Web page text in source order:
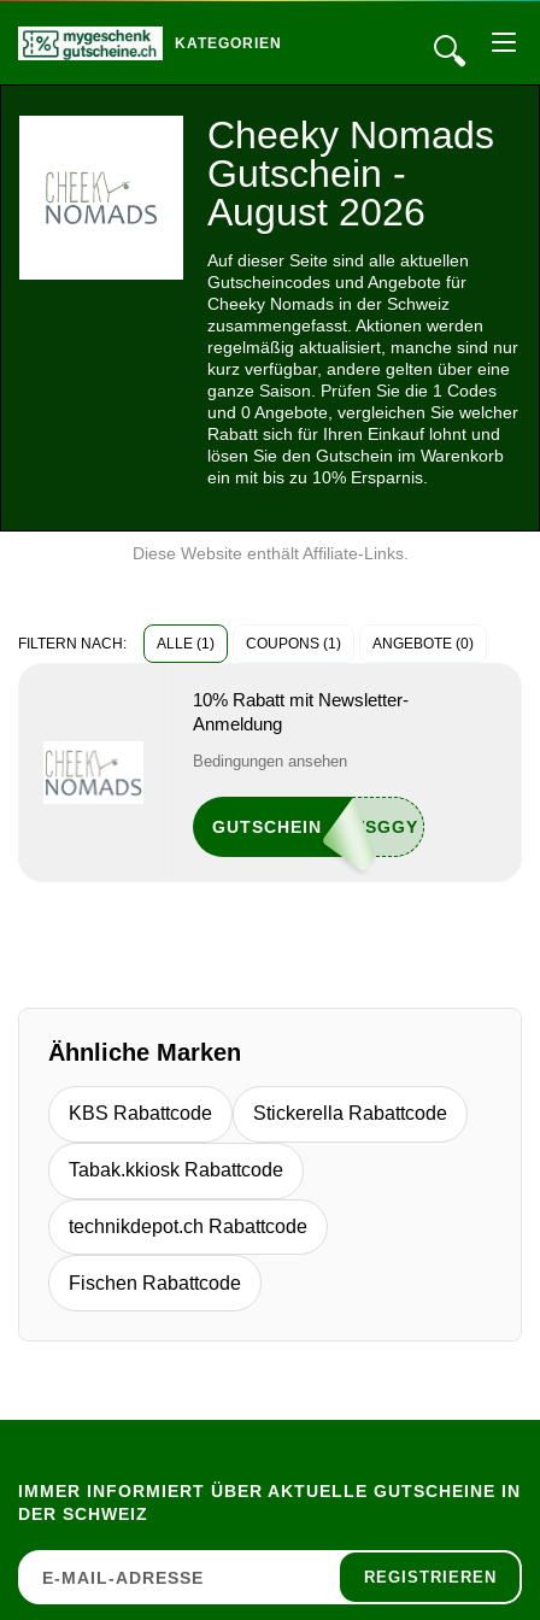
🔍
KATEGORIEN
Cheeky Nomads
Gutschein -
August 2026
Auf dieser Seite sind alle aktuellen
Gutscheincodes und Angebote für
Cheeky Nomads in der Schweiz
zusammengefasst. Aktionen werden
regelmäßig aktualisiert, manche sind nur
kurz verfügbar, andere gelten über eine
ganze Saison. Prüfen Sie die 1 Codes
und 0 Angebote, vergleichen Sie welcher
Rabatt sich für Ihren Einkauf lohnt und
lösen Sie den Gutschein im Warenkorb
ein mit bis zu 10% Ersparnis.
Diese Website enthält Affiliate-Links.
FILTERN NACH: ALLE (1) COUPONS (1) ANGEBOTE (0)
10% Rabatt mit Newsletter-
Anmeldung
Bedingungen ansehen
GUTSCHEIN
Ähnliche Marken
KBS Rabattcode Stickerella Rabattcode
Tabak.kkiosk Rabattcode
technikdepot.ch Rabattcode
Fischen Rabattcode
IMMER INFORMIERT ÜBER AKTUELLE GUTSCHEINE IN
DER SCHWEIZ
REGISTRIEREN